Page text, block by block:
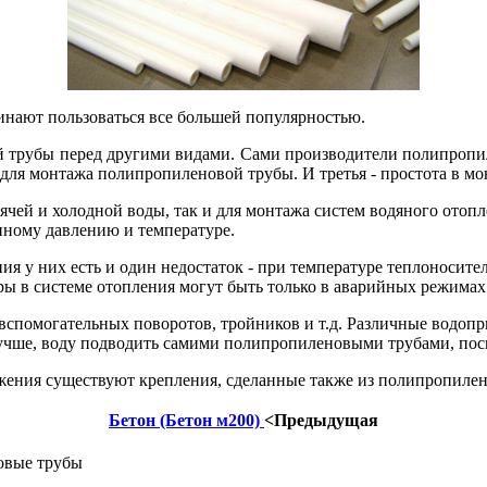
пользоваться все большей популярностью.
перед другими видами. Сами производители
монтажа полипропиленовой трубы. И третья - простота в
и холодной воды, так и для монтажа систем водяного
давлению и температуре.
них есть и один недостаток - при температуре
в системе отопления могут быть только в аварийных
поворотов, тройников и т.д. Различные
воду подводить самими полипропиленовыми трубами,
существуют крепления, сделанные также из
Бетон (Бетон м200) <Предыдущая
трубы